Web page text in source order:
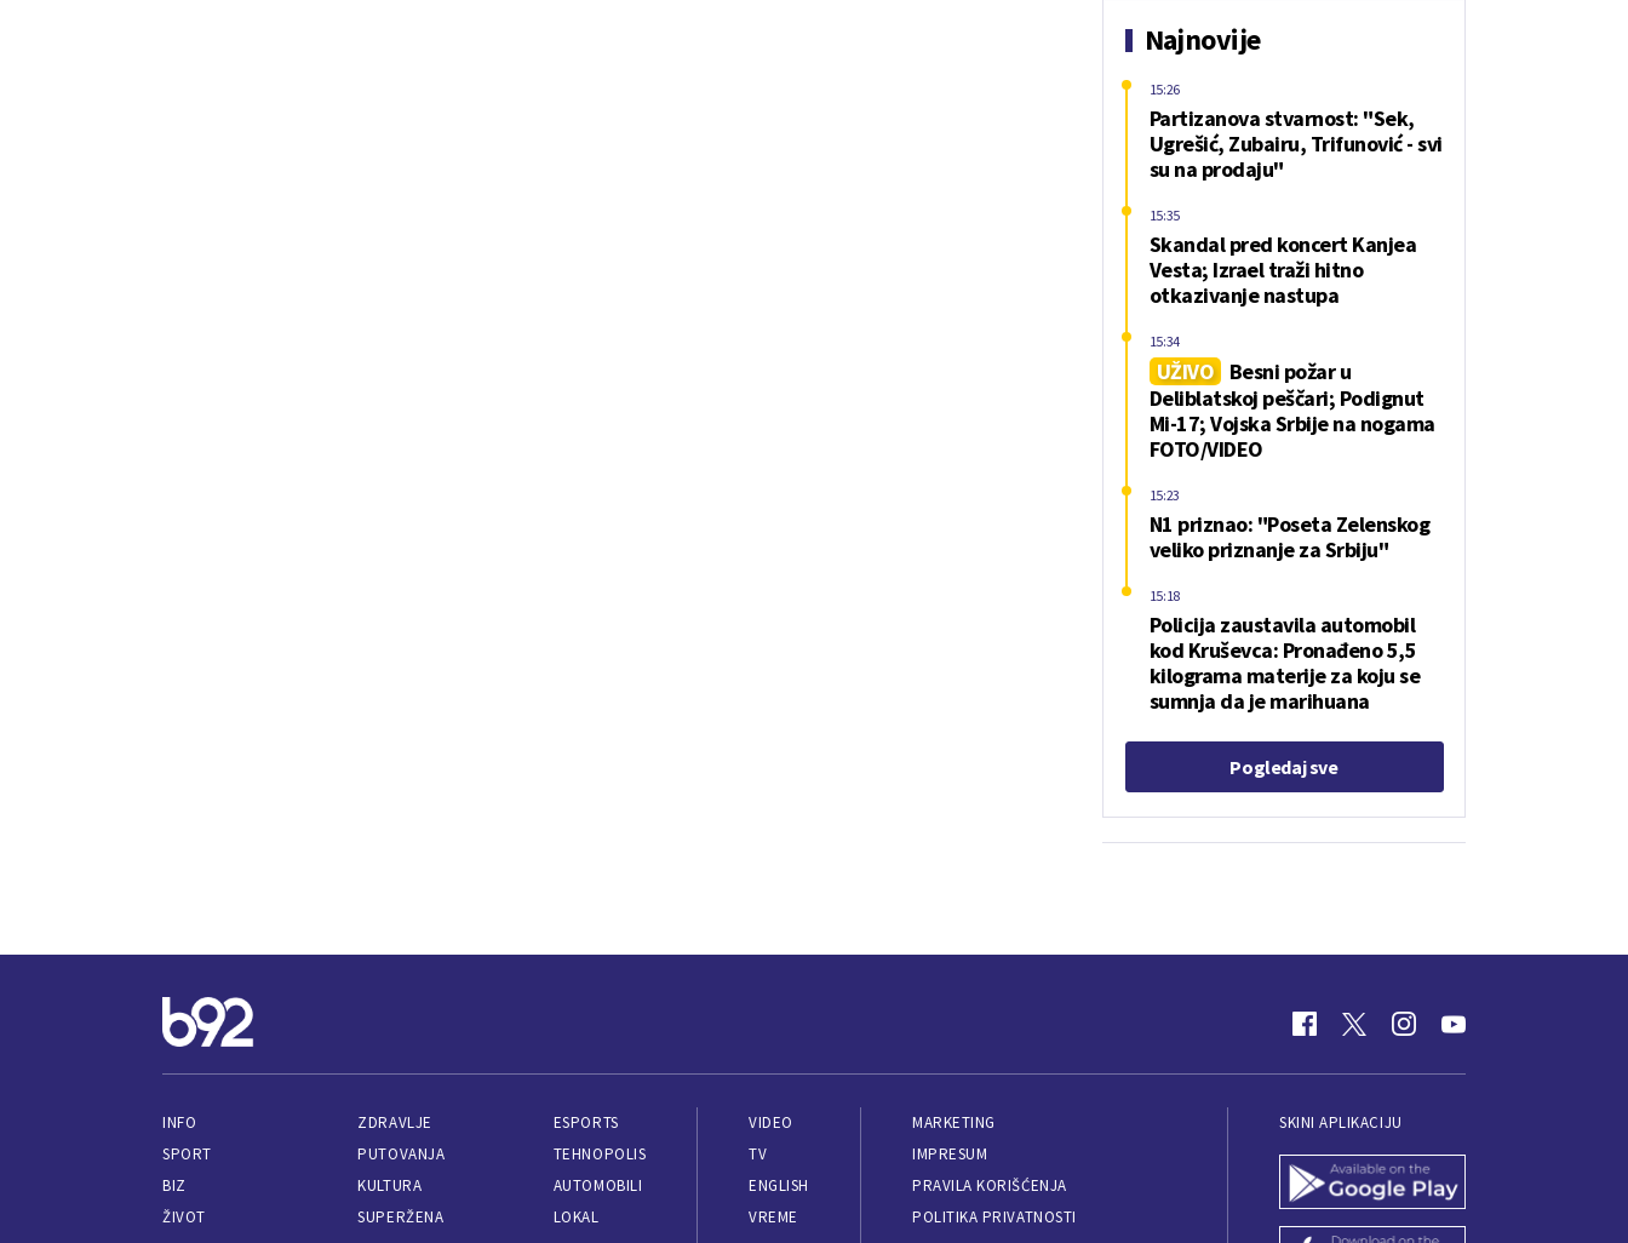
Najnovije
Partizanova stvarnost: "Sek,
Ugrešić, Zubairu, Trifunović - svi
su na prodaju"
15:26
Skandal pred koncert Kanjea
Vesta; Izrael traži hitno
otkazivanje nastupa
15:35
UŽIVO
Besni požar u
Deliblatskoj peščari; Podignut
Mi-17; Vojska Srbije na nogama
FOTO/VIDEO
15:34
N1 priznao: "Poseta Zelenskog
veliko priznanje za Srbiju"
15:23
Policija zaustavila automobil
kod Kruševca: Pronađeno 5,5
kilograma materije za koju se
sumnja da je marihuana
15:18
Pogledaj sve
INFO
SPORT
BIZ
ŽIVOT
ZDRAVLJE
PUTOVANJA
KULTURA
SUPERŽENA
ESPORTS
TEHNOPOLIS
AUTOMOBILI
LOKAL
VIDEO
TV
ENGLISH
VREME
MARKETING
IMPRESUM
PRAVILA KORIŠĆENJA
POLITIKA PRIVATNOSTI
SKINI APLIKACIJU